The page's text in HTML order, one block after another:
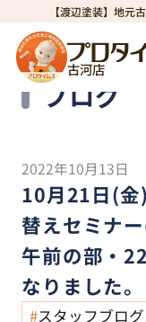
【渡辺塗装】地元
古河店
HOME>ブログ>
ブログ
Blog
2022年10月13日
10月21日(金
替えセミナ
午前の部・
なりました。
スタッフブログ